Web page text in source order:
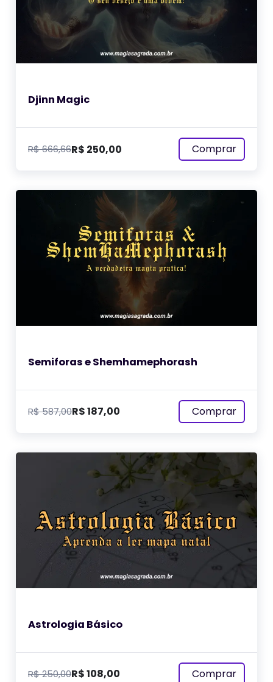
Djinn Magic
R$666,66R$ 250,00 Comprar
Semiforas e Shemhamephorash
R$587,00R$187,00 Comprar
Astrologia Básico
R$250,00R$108,00 Comprar